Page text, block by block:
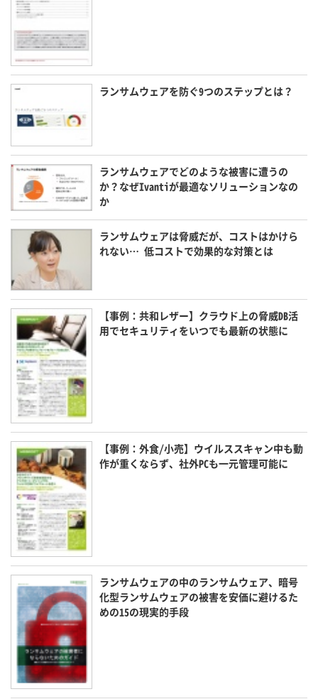
ランサムウェアを防ぐ9つのステップとは？
ランサムウェアでどのような被害に遭うの
か？なぜIvantiが最適なソリューションなの
か
ランサムウェアは脅威だが、コストはかけら
れない… 低コストで効果的な対策とは
【事例：共和レザー】クラウド上の脅威DB活
用でセキュリティをいつでも最新の状態に
【事例：外食/小売】ウイルススキャン中も動
作が重くならず、社外PCも一元管理可能に
ランサムウェアの中のランサムウェア、暗号
化型ランサムウェアの被害を安価に避けるた
めの15の現実的手段